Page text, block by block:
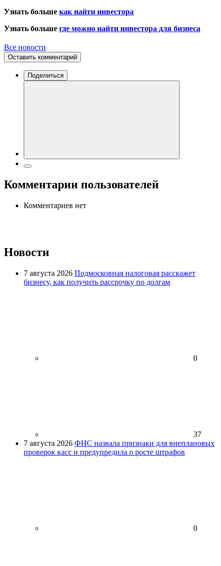
Узнать больше как найти инвестора
Узнать больше где можно найти инвестора для бизнеса
Все новости
Оставить комментарий
Поделиться
Комментарии пользователей
Комментариев нет
Новости
7 августа 2026 Подмосковная налоговая расскажет
бизнесу, как получить рассрочку по долгам
0
37
7 августа 2026 ФНС назвала признаки для внеплановых
проверок касс и предупредила о росте штрафов
0